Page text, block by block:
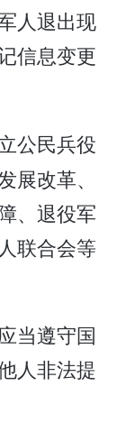
人退出现
信息变更
公民兵役
改革、
、退役军
联合会等
当遵守国
人非法提